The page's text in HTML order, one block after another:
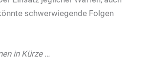
schwerwiegende Folgen
in Kürze …